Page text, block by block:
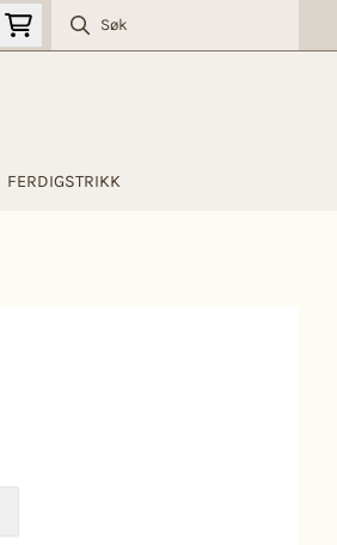
FERDIGSTRIKK